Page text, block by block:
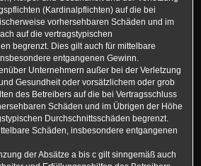
(Kardinalpflichten) auf die bei
vorhersehbaren Schäden und im
auf die vertragstypischen
begrenzt. Dies gilt auch für mittelbare
entgangenen Gewinn.
Unternehmern außer bei der Verletzung
Gesundheit oder vorsätzlichem oder grob
des Betreibers auf die bei Vertragsschluss
Schäden und im Übrigen der Höhe
Durchschnittsschäden begrenzt.
Schäden, insbesondere entgangenen
der Absätze a bis c gilt sinngemäß auch